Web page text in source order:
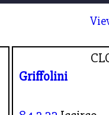
Griffolini